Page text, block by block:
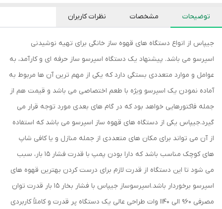
توضیحات مشخصات نظرات کاربران
جیپاس از انواع دستگاه های قهوه ساز خانگی برای تهیه نوشیدنی
اسپرسو می باشد. پیشنهاد یک دستگاه اسپرسو ساز حرفه ای و کارآمد، به
عوامل و موارد متعددی بستگی دارد که یکی از مهم ترین آن ها مربوط به
آماده نمودن یک اسپرسو ویژه با طعم اختصاصی می باشد و قیمت هم از
جمله فاکتورهایی خواهد بود که در گام های بعدی مورد توجه قرار می
گیرد.جیپاس یکی از دستگاه های قهوه ساز اسپرسو می باشد که استفاده
از آن می تواند برای مکان های متعددی از جمله منازل و یا کافی شاپ
های کوچک مناسب باشد که دارا بودن پمپ با قدرت فشار 15 بار، سبب
می شود تا این دستگاه از قدرت لازم برای درست کردن بهترین قهوه های
اسپرسو برخوردار باشد.اسپرسوساز جیپاس با فشار بخار 15 بار قدرت توان
مصرفی 960 الی 1140 وات طراحی عالی یک دستگاه پر قدرت و کاملاً کاربردی